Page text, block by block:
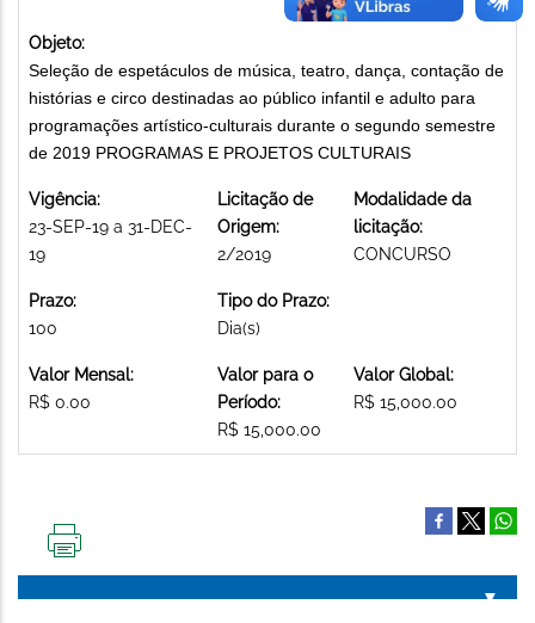
Objeto:
Seleção de espetáculos de música, teatro, dança, contação de
histórias e circo destinadas ao público infantil e adulto para
programações artístico-culturais durante o segundo semestre
de 2019 PROGRAMAS E PROJETOS CULTURAIS
Vigência:
23-SEP-19 a 31-DEC-
19
Licitação de
Origem:
2/2019
Modalidade da
licitação:
CONCURSO
Prazo:
100
Tipo do Prazo:
Dia(s)
Valor Mensal:
R$ 0.00
Valor para o
Período:
R$ 15,000.00
Valor Global:
R$ 15,000.00
PÁGINA